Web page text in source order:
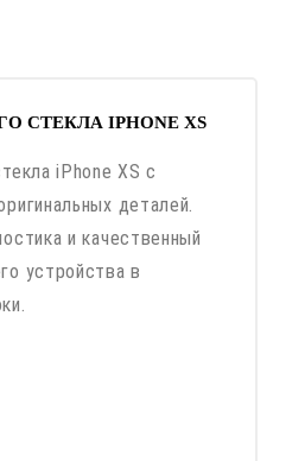
СТЕКЛА IPHONE XS
iPhone XS с
деталей.
и качественный
устройства в